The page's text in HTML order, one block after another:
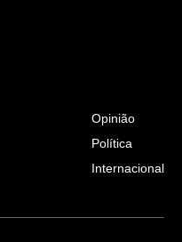
Opinião
Política
Internacional